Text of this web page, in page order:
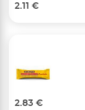
2.11 €
2.83 €